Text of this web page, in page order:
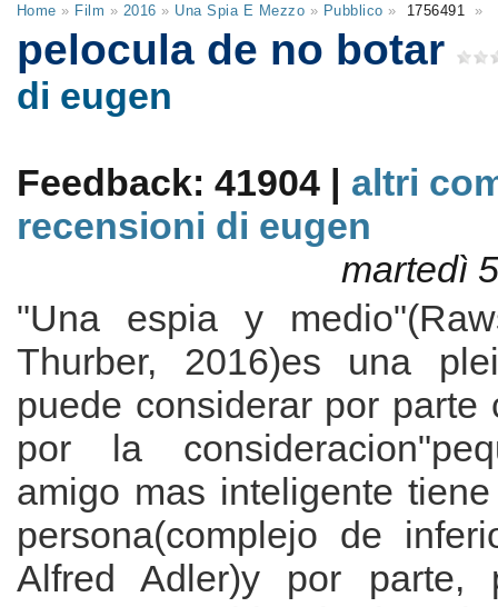
Home » Film » 2016 » Una Spia E Mezzo » Pubblico » 1756491 »
pelocula de no botar
di eugen
Feedback: 41904 | altri
recensioni di eugen
martedì
"Una espia y
Thurber, 2016)es una
puede considerar por parte
por la
amigo mas inteligente
persona(complejo de
Alfred Adler)y por parte,